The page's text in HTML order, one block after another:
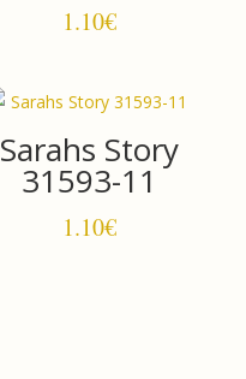
1.10€
Sarahs Story
31593-11
1.10€